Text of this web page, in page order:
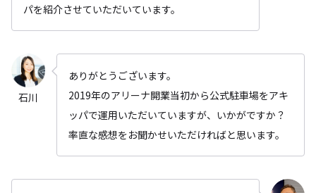
パを紹介させていただいています。
石川
ありがとうございます。
2019年のアリーナ開業当初から公式駐車場をアキ
ッパで運用いただいていますが、いかがですか？
率直な感想をお聞かせいただければと思います。